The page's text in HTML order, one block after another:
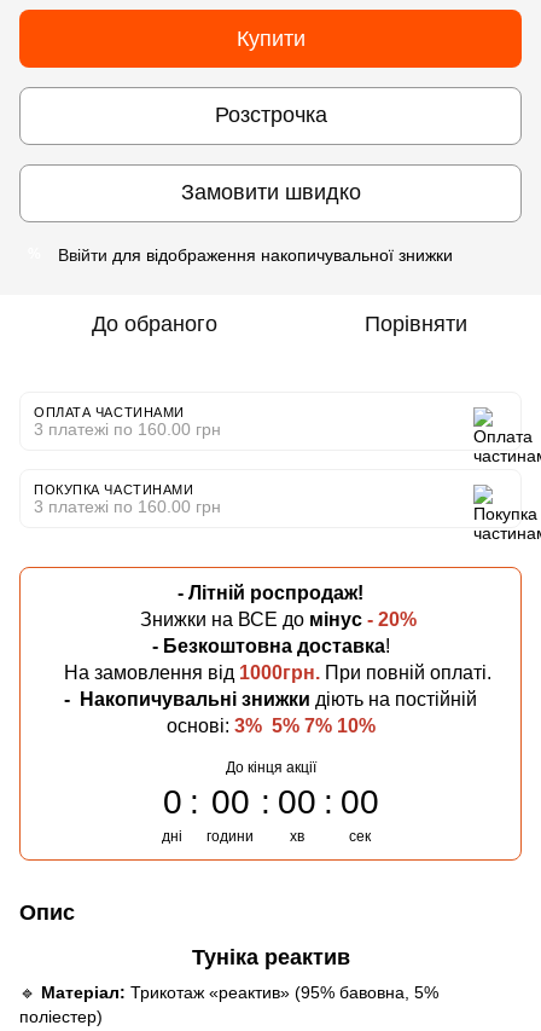
Купити
Розстрочка
Замовити швидко
Ввійти для відображення накопичувальної знижки
До обраного Порівняти
ОПЛАТА ЧАСТИНАМИ
3 платежі по 160.00 грн
ПОКУПКА ЧАСТИНАМИ
3 платежі по 160.00 грн
- Літній роспродаж!
Знижки на ВСЕ до мінус - 20%
- Безкоштовна доставка!
На замовлення від 1000грн. При повній оплаті.
-
Накопичувальні знижки діють на постійній
основі: 3% 5% 7% 10%
До кінця акції
0
дні
00
години
00
хв
00
сек
Опис
Туніка реактив
🔹 Матеріал: Трикотаж «реактив» (95% бавовна, 5%
поліестер)